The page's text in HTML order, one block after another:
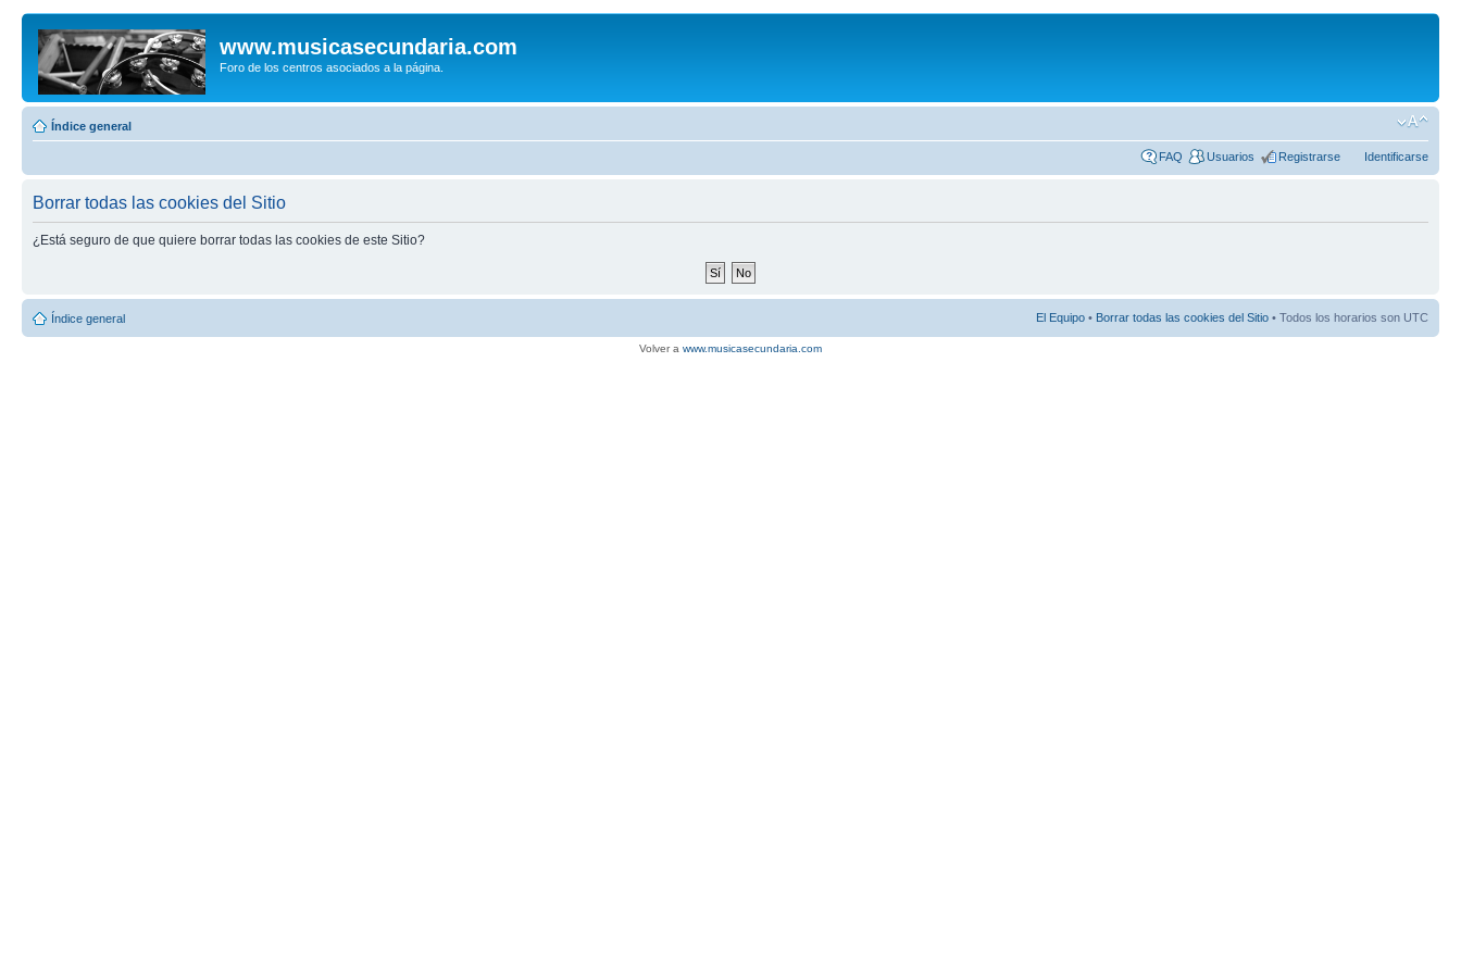
www.musicasecundaria.com
Foro de los centros asociados a la página.
Índice general
FAQ Usuarios Registrarse Identificarse
Borrar todas las cookies del Sitio
¿Está seguro de que quiere borrar todas las cookies de este Sitio?
Índice general El Equipo • Borrar todas las cookies del Sitio • Todos los horarios son UTC
Volver a www.musicasecundaria.com